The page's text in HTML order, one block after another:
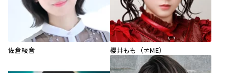
佐倉綾音 櫻井もも（≠ME）